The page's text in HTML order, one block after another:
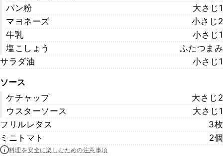
パン粉
大さじ1
マヨネーズ
小さじ2
牛乳
小さじ1
塩こしょう
ふたつまみ
サラダ油
小さじ1
ソース
ケチャップ
大さじ2
ウスターソース
大さじ1
フリルレタス
3枚
ミニトマト
2個
料理を安全に楽しむための注意事項